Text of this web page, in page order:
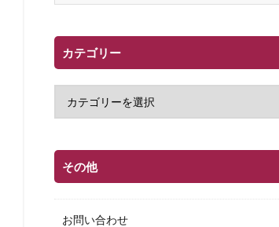
カテゴリー
その他
お問い合わせ